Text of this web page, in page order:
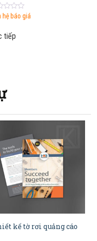
hệ báo giá
tiếp
kế tờ rơi quảng cáo